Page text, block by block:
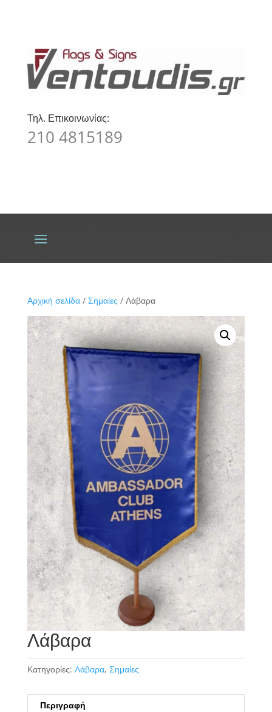
Τηλ. Επικοινωνίας:
210 4815189
Αρχική σελίδα/ Σημαίες / Λάβαρα
Λάβαρα
Κατηγορίες: Λάβαρα, Σημαίες
Περιγραφή